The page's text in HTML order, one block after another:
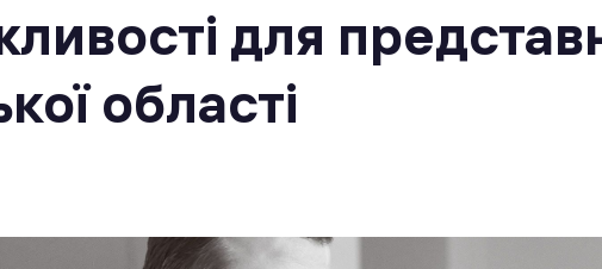
для
області